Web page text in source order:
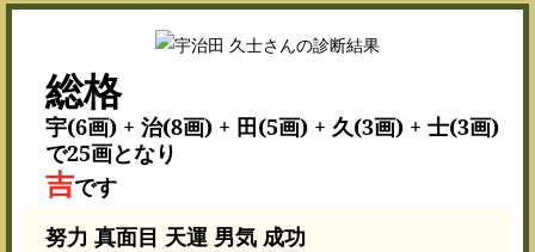
総格
宇(6画) + 治(8画) + 田(5画) + 久(3画) + 士(3画)
で25画となり
吉です
努力 真面目 天運 男気 成功